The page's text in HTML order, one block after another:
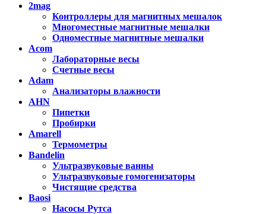
2mag
Контроллеры для магнитных мешалок
Многоместные магнитные мешалки
Одноместные магнитные мешалки
Acom
Лабораторные весы
Счетные весы
Adam
Анализаторы влажности
AHN
Пипетки
Пробирки
Amarell
Термометры
Bandelin
Ультразвуковые ванны
Ультразвуковые гомогенизаторы
Чистящие средства
Baosi
Насосы Рутса